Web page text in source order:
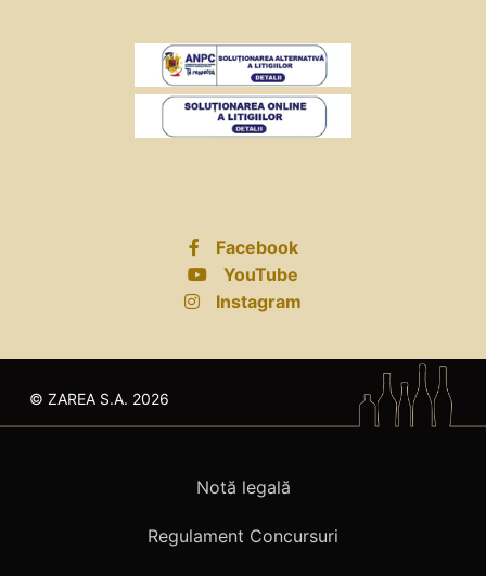
Facebook
YouTube
Instagram
© ZAREA S.A. 2026
Notă legală
Regulament Concursuri